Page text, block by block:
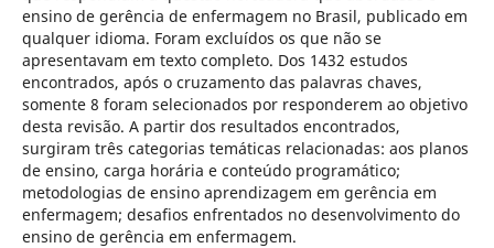
ensino de gerência de enfermagem no Brasil, publicado em
qualquer idioma. Foram excluídos os que não se
apresentavam em texto completo. Dos 1432 estudos
encontrados, após o cruzamento das palavras chaves,
somente 8 foram selecionados por responderem ao objetivo
desta revisão. A partir dos resultados encontrados,
surgiram três categorias temáticas relacionadas: aos planos
de ensino, carga horária e conteúdo programático;
metodologias de ensino aprendizagem em gerência em
enfermagem; desafios enfrentados no desenvolvimento do
ensino de gerência em enfermagem.